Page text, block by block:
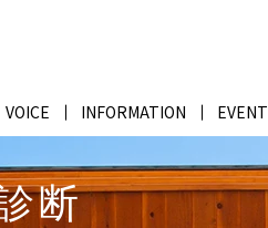
VOICE INFORMATION EVENT
断